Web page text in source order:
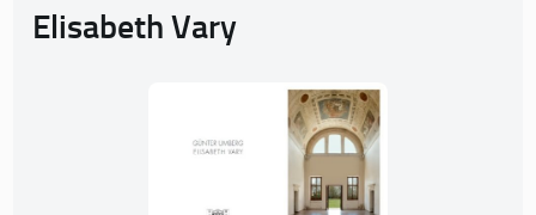
Elisabeth Vary